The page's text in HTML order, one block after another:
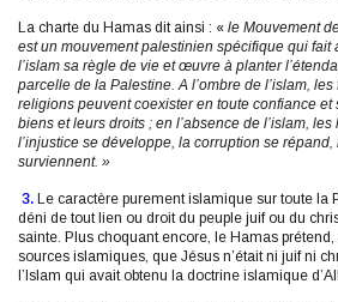
La charte du Hamas dit ainsi : « le Mouvement
est un mouvement palestinien spécifique qui fait
l’islam sa règle de vie et œuvre à planter
parcelle de la Palestine. A l’ombre de l’islam,
religions peuvent coexister en toute confiance
biens et leurs droits ; en l’absence de l’islam, les
l’injustice se développe, la corruption se
surviennent. »
3. Le caractère purement islamique sur toute la
déni de tout lien ou droit du peuple juif ou du
sainte. Plus choquant encore, le Hamas
sources islamiques, que Jésus n’était ni juif ni
l’Islam qui avait obtenu la doctrine islamique